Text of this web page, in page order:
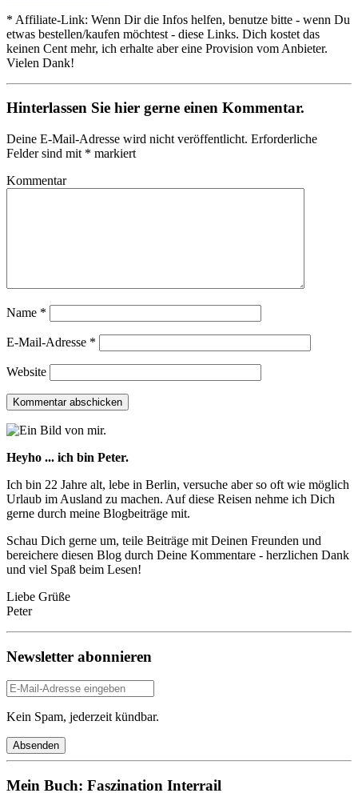
* Affiliate-Link: Wenn Dir die Infos helfen, benutze bitte - wenn Du
etwas bestellen/kaufen möchtest - diese Links. Dich kostet das
keinen Cent mehr, ich erhalte aber eine Provision vom Anbieter.
Vielen Dank!
Hinterlassen Sie hier gerne einen Kommentar.
Deine E-Mail-Adresse wird nicht veröffentlicht. Erforderliche
Felder sind mit * markiert
Kommentar
Name *
E-Mail-Adresse *
Website
Heyho ... ich bin Peter.
Ich bin 22 Jahre alt, lebe in Berlin, versuche aber so oft wie möglich
Urlaub im Ausland zu machen. Auf diese Reisen nehme ich Dich
gerne durch meine Blogbeiträge mit.
Schau Dich gerne um, teile Beiträge mit Deinen Freunden und
bereichere diesen Blog durch Deine Kommentare - herzlichen Dank
und viel Spaß beim Lesen!
Liebe Grüße
Peter
Newsletter abonnieren
Kein Spam, jederzeit kündbar.
Mein Buch: Faszination Interrail